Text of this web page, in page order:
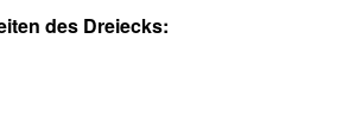
des Dreiecks: